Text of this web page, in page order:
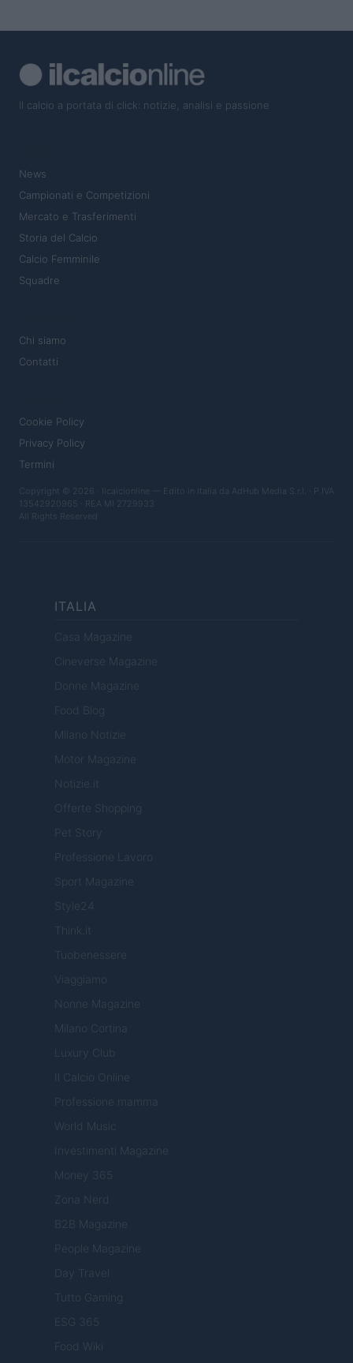
Il calcio a portata di click: notizie, analisi e passione
News
Campionati e Competizioni
Mercato e Trasferimenti
Storia del Calcio
Calcio Femminile
Squadre
Chi siamo
Contatti
Cookie Policy
Privacy Policy
Termini
Copyright © 2026 · Ilcalcionline — Edito in Italia da AdHub Media S.r.l. · P.IVA
13542920965 · REA MI 2729933
All Rights Reserved
ITALIA
Casa Magazine
Cineverse Magazine
Donne Magazine
Food Blog
Milano Notizie
Motor Magazine
Notizie.it
Offerte Shopping
Pet Story
Professione Lavoro
Sport Magazine
Style24
Think.it
Tuobenessere
Viaggiamo
Nonne Magazine
Milano Cortina
Luxury Club
Il Calcio Online
Professione mamma
World Music
Investimenti Magazine
Money 365
Zona Nerd
B2B Magazine
People Magazine
Day Travel
Tutto Gaming
ESG 365
Food Wiki